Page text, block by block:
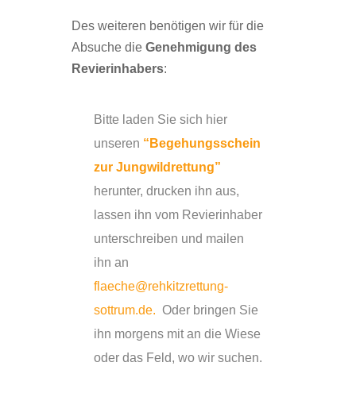
Des weiteren benötigen wir für die
Absuche die Genehmigung des
Revierinhabers:
Bitte laden Sie sich hier
unseren “Begehungsschein
zur Jungwildrettung”
herunter, drucken ihn aus,
lassen ihn vom Revierinhaber
unterschreiben und mailen
ihn an
flaeche@rehkitzrettung-
sottrum.de. Oder bringen Sie
ihn morgens mit an die Wiese
oder das Feld, wo wir suchen.